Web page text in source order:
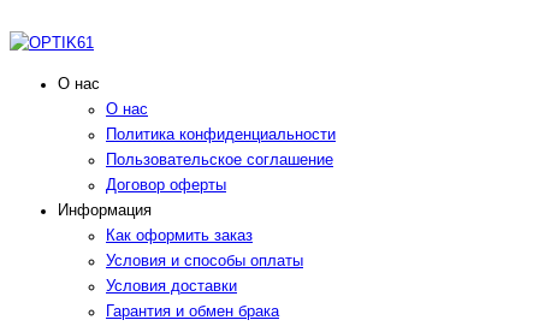
О нас
О нас
Политика конфиденциальности
Пользовательское соглашение
Договор оферты
Информация
Как оформить заказ
Условия и способы оплаты
Условия доставки
Гарантия и обмен брака